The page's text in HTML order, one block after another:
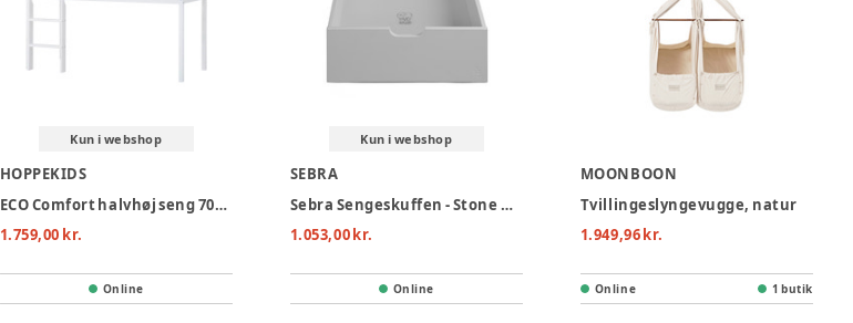
Kun i webshop
HOPPEKIDS
ECO Comfort halvhøj seng 70x160 cm. - hvid
1.759,00 kr.
Online
Kun i webshop
SEBRA
Sebra Sengeskuffen - Stone Grå
1.053,00 kr.
Online
MOONBOON
Tvillingeslyngevugge, natur
1.949,96 kr.
Online 1 butik